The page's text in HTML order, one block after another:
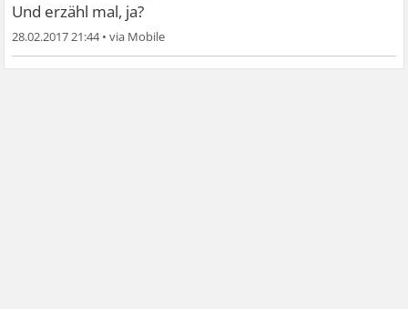
Und erzähl mal, ja?
28.02.2017 21:44•